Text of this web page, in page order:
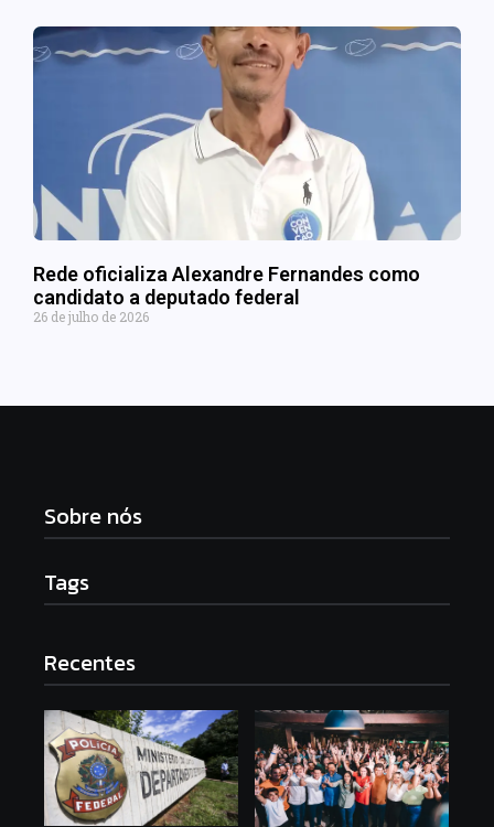
Rede oficializa Alexandre Fernandes como
candidato a deputado federal
26 de julho de 2026
Sobre nós
Tags
Recentes